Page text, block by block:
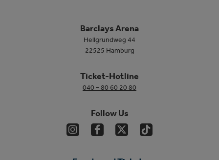
Barclays Arena
Hellgrundweg 44
22525 Hamburg
Ticket-Hotline
040 – 80 60 20 80
Follow Us